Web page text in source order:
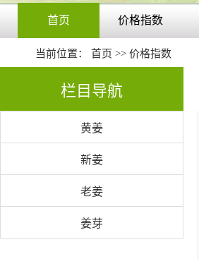
首页 价格指数
当前位置： 首页 >> 价格指数
栏目导航
黄姜
新姜
老姜
姜芽